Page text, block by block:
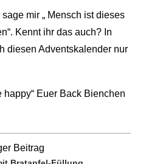
mir „ Mensch ist dieses
Kennt ihr das auch? In
diesen Adventskalender nur
happy“ Euer Back Bienchen
Beitrag